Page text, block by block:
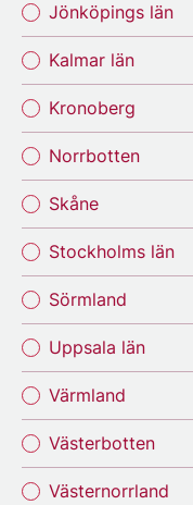
Jönköpings län
Kalmar län
Kronoberg
Norrbotten
Skåne
Stockholms län
Sörmland
Uppsala län
Värmland
Västerbotten
Västernorrland